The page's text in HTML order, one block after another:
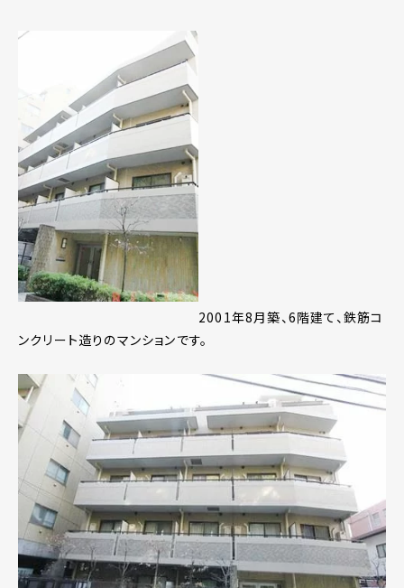
2001年8月築、6階建て、鉄筋コ
ンクリート造りのマンションです。